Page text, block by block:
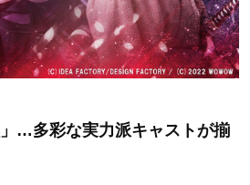
…多彩な実力派キャストが揃